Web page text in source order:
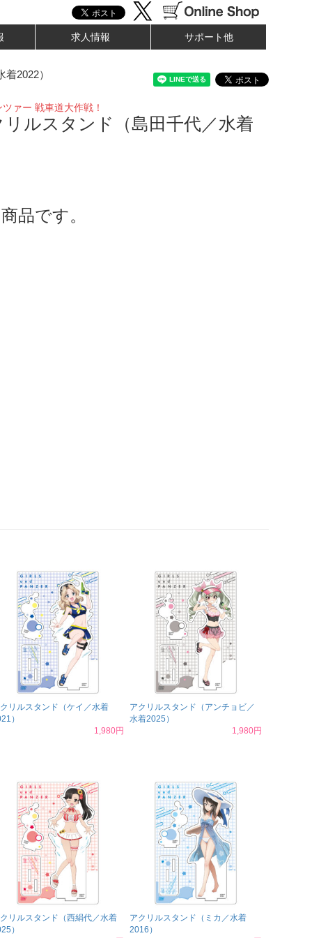
求人情報 サポート他
2022）
ァー 戦車道大作戦！
リルスタンド（島田千代／水着
品です。
リルスタンド（ケイ／水着
）
1,980円
アクリルスタンド（アンチョビ／
水着2025）
1,980円
リルスタンド（西絹代／水着
）
アクリルスタンド（ミカ／水着
2016）